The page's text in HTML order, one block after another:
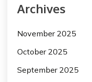
Archives
November 2025
October 2025
September 2025